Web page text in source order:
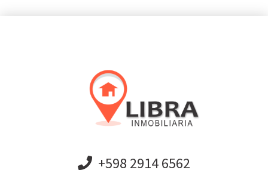
+598 2914 6562